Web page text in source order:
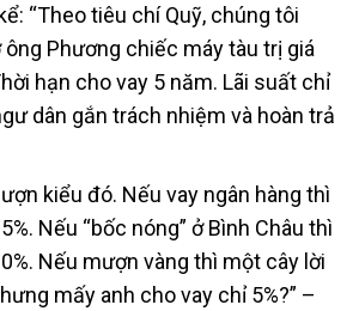
“Theo tiêu chí Quỹ, chúng tôi
Phương chiếc máy tàu trị giá
hạn cho vay 5 năm. Lãi suất chỉ
dân gắn trách nhiệm và hoàn trả
kiểu đó. Nếu vay ngân hàng thì
Nếu “bốc nóng” ở Bình Châu thì
Nếu mượn vàng thì một cây lời
mấy anh cho vay chỉ 5%?” –